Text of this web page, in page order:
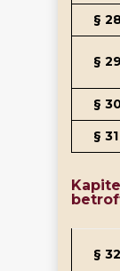
§
§ 29
§
§ 31
§ 32